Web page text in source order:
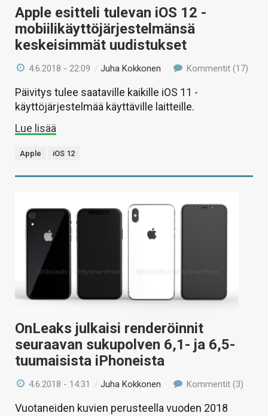
Apple esitteli tulevan iOS 12 -
mobiilikäyttöjärjestelmänsä
keskeisimmät uudistukset
4.6.2018 - 22:09 /Juha Kokkonen Kommentit (17)
Päivitys tulee saataville kaikille iOS 11 -
käyttöjärjestelmää käyttäville laitteille.
Lue lisää
Apple iOS 12
OnLeaks julkaisi renderöinnit
seuraavan sukupolven 6,1- ja 6,5-
tuumaisista iPhoneista
4.6.2018 - 14:31 /Juha Kokkonen Kommentit (3)
Vuotaneiden kuvien perusteella vuoden 2018